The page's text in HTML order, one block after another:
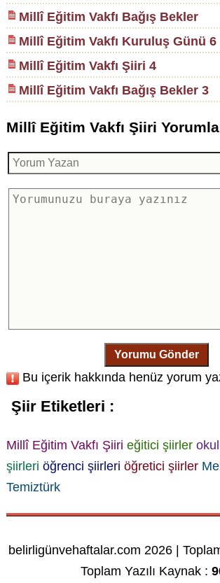
Millî Eğitim Vakfı Bağış Bekler
Millî Eğitim Vakfı Kuruluş Günü 6
Millî Eğitim Vakfı Şiiri 4
Millî Eğitim Vakfı Bağış Bekler 3
Millî Eğitim Vakfı Şiiri
Yorumu Gönder
Bu içerik hakkında henüz yorum
Şiir Etiketleri :
Millî Eğitim Vakfı Şiiri eğitici şiirler
şiirleri öğrenci şiirleri öğretici şiirler
Temiztürk
belirligünvehaftalar.com 2026 |
Toplam Yazılı Kaynak :